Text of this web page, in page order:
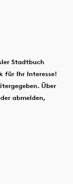
Stadtbuch
für Ihr Interesse!
Über
abmelden,